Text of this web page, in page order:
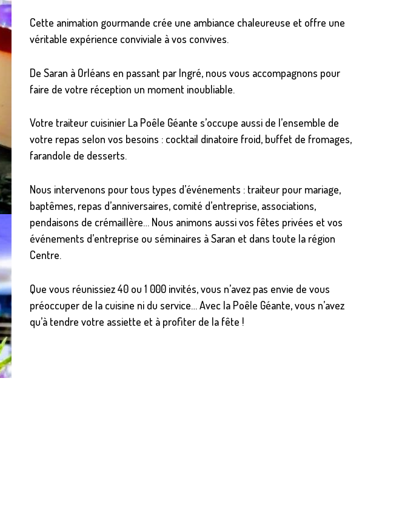
Cette animation gourmande crée une ambiance chaleureuse et offre une
véritable expérience conviviale à vos convives.
De Saran à Orléans en passant par Ingré, nous vous accompagnons pour
faire de votre réception un moment inoubliable.
Votre traiteur cuisinier La Poêle Géante s’occupe aussi de l’ensemble de
votre repas selon vos besoins : cocktail dinatoire froid, buffet de fromages,
farandole de desserts.
Nous intervenons pour tous types d’événements : traiteur pour mariage,
baptêmes, repas d’anniversaires, comité d’entreprise, associations,
pendaisons de crémaillère… Nous animons aussi vos fêtes privées et vos
événements d’entreprise ou séminaires à Saran et dans toute la région
Centre.
Que vous réunissiez 40 ou 1 000 invités, vous n’avez pas envie de vous
préoccuper de la cuisine ni du service… Avec la Poêle Géante, vous n’avez
qu’à tendre votre assiette et à profiter de la fête !